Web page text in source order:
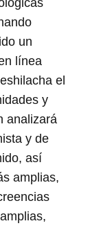
un
línea
el
y
analizará
y de
así
amplias,